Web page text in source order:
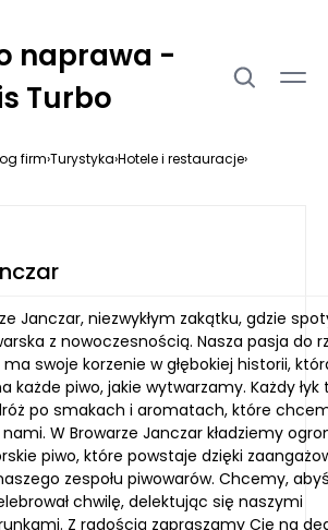
naprawa -
Turbo
firm›Turystyka›Hotele i restauracje›
Janczar, niezwykłym zakątku, gdzie
z nowoczesnością. Nasza pasja do
swoje korzenie w głębokiej historii,
każde piwo, jakie wytwarzamy. Każdy łyk
po smakach i aromatach, które
nami. W Browarze Janczar kładziemy
piwo, które powstaje dzięki
zespołu piwowarów. Chcemy,
chwilę, delektując się naszymi
Z radością zapraszamy Cię na